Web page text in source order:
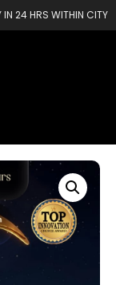
IN 24 HRS WITHIN CITY